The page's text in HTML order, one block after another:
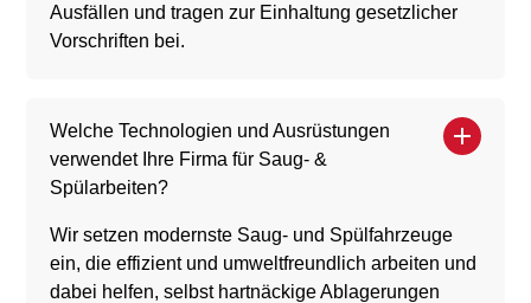
Ausfällen und tragen zur Einhaltung gesetzlicher
Vorschriften bei.
Welche Technologien und Ausrüstungen
verwendet Ihre Firma für Saug- &
Spülarbeiten?
Wir setzen modernste Saug- und Spülfahrzeuge
ein, die effizient und umweltfreundlich arbeiten und
dabei helfen, selbst hartnäckige Ablagerungen